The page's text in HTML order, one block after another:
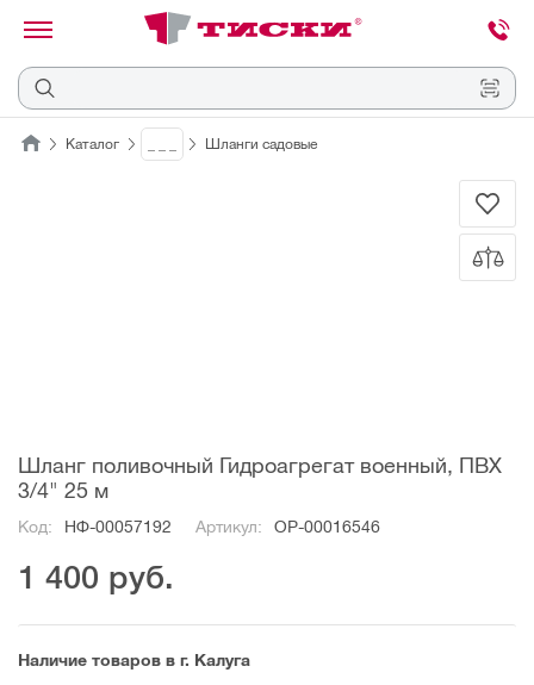
Отмена
Каталог Шланги садовые
Шланг поливочный Гидроагрегат военный, ПВХ
3/4" 25 м
Код: НФ-00057192 Артикул: ОР-00016546
1 400 руб.
Наличие товаров в г. Калуга